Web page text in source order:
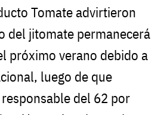
Tomate advirtieron
del jitomate permanecerá
próximo verano debido a
luego de que
del 62 por